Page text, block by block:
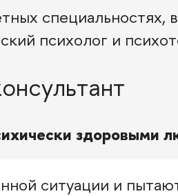
специальностях,
психолог и
здоровыми
ситуации и